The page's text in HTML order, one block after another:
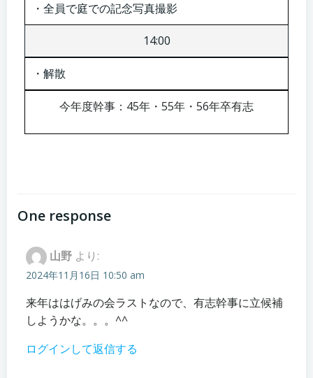
・全員で庭での記念写真撮影
14:00
・解散
今年度幹事：45年・55年・56年卒有志
One response
山野 より:
2024年11月16日 10:50 am
来年ははげみの会ラストなので、有志幹事に立候補
しようかな。。。^^
ログインして返信する